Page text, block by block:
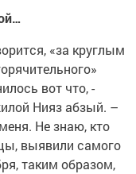
«за круглым
вот что, -
Нияз абзый. –
Не знаю, кто
выявили самого
таким образом,